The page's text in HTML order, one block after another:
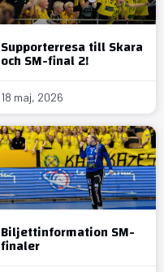
Supporterresa till Skara
och SM-final 2!
18 maj, 2026
Biljettinformation SM-
finaler